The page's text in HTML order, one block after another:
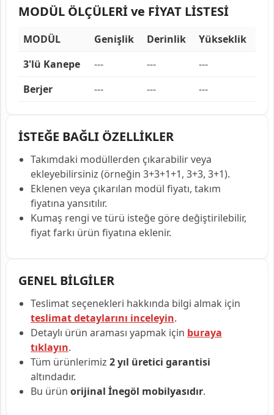
MODÜL ÖLÇÜLERİ ve FİYAT LİSTESİ
MODÜL Genişlik Derinlik
Yükseklik
3'lü Kanepe
--- ---
---
Berjer
--- --- ---
İSTEĞE BAĞLI ÖZELLİKLER
Takımdaki modüllerden çıkarabilir veya
ekleyebilirsiniz (örneğin 3+3+1+1, 3+3, 3+1).
Eklenen veya çıkarılan modül fiyatı, takım
fiyatına yansıtılır.
Kumaş rengi ve türü isteğe göre değiştirilebilir,
fiyat farkı ürün fiyatına eklenir.
GENEL BİLGİLER
Teslimat seçenekleri hakkında bilgi almak için
teslimat detaylarını inceleyin.
Detaylı ürün araması yapmak için buraya
tıklayın.
Tüm ürünlerimiz 2 yıl üretici garantisi
altındadır.
Bu ürün orijinal İnegöl mobilyasıdır.